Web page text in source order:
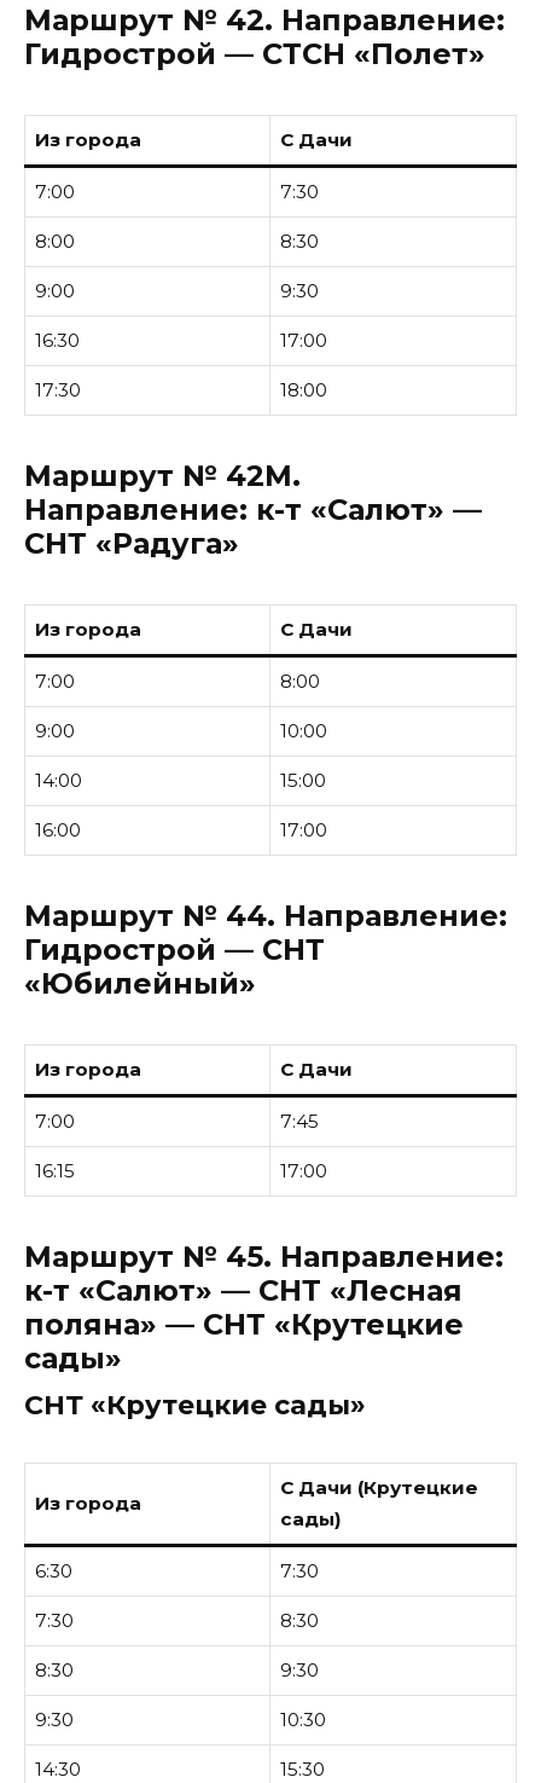
Маршрут № 42. Направление:
Гидрострой — СТСН «Полет»
Из города С Дачи
7:00 7:30
8:00 8:30
9:00 9:30
16:30 17:00
17:30 18:00
Маршрут № 42М.
Направление: к-т «Салют» —
СНТ «Радуга»
Из города С Дачи
7:00 8:00
9:00 10:00
14:00 15:00
16:00 17:00
Маршрут № 44. Направление:
Гидрострой — СНТ
«Юбилейный»
Из города С Дачи
7:00 7:45
16:15 17:00
Маршрут № 45. Направление:
к-т «Салют» — СНТ «Лесная
поляна» — СНТ «Крутецкие
сады»
СНТ «Крутецкие сады»
Из города
С Дачи (Крутецкие
сады)
6:30 7:30
7:30 8:30
8:30 9:30
9:30 10:30
14:30 15:30